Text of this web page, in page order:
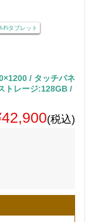
Fiタブレット
/ タッチパネ
トレージ:128GB /
(税込)